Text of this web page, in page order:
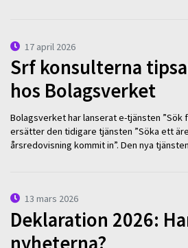
17 april 2026
Srf konsulterna
hos Bolagsverket
Bolagsverket har lanserat e-tjänsten ”Sök
ersätter den tidigare tjänsten ”Söka ett
årsredovisning kommit in”. Den nya
13 mars 2026
Deklaration 2026: